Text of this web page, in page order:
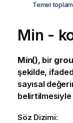
Temel
Min -
Min(), bir
şekilde,
sayısal
belirtilmesiyle
Söz Dizimi: